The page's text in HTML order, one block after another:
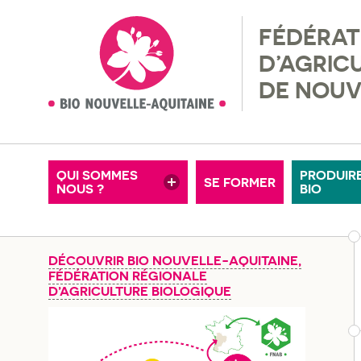
DE
MOTS-CLÉS
QUI SOMMES
NOUS ?
NOS ADHÉRENTS
MISSIONS & VALEURS
OFFRES D’EMPLOI
NOS PARTENAIRES SE FORMER
BIO
DÉCOUVRIR BIO NOUVELLE-AQUITAINE,
FÉDÉRATION RÉGIONALE
D’AGRICULTURE BIOLOGIQUE